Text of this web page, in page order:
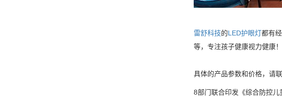
雷舒科技的LED护眼灯都有
等，专注孩子健康视力健康！
具体的产品参数和价格，请
8部门联合印发《综合防控儿